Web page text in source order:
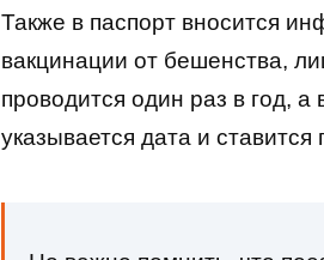
Также в паспорт вносится
вакцинации от бешенства,
проводится один раз в год, а
указывается дата и